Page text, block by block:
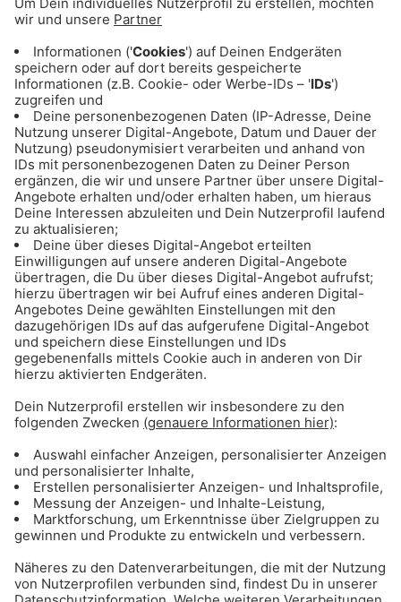
ANZEIGE - Eishockey: Alle Infos & Spiele
ANZEIGE - Basketball: Alle Infos & Spiele
des FC Bayern Basketball
Gong 96.3 - Mediadaten